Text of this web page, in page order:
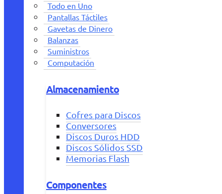
Todo en Uno
Pantallas Táctiles
Gavetas de Dinero
Balanzas
Suministros
Computación
Almacenamiento
Cofres para Discos
Conversores
Discos Duros HDD
Discos Sólidos SSD
Memorias Flash
Componentes